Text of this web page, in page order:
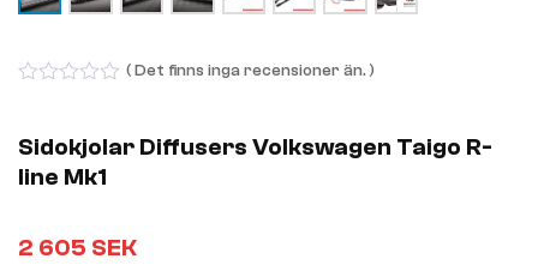
of
5
( Det finns inga recensioner än. )
Sidokjolar Diffusers Volkswagen Taigo R-
line Mk1
2 605 SEK